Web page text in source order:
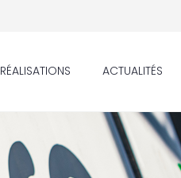
RÉALISATIONS ACTUALITÉS